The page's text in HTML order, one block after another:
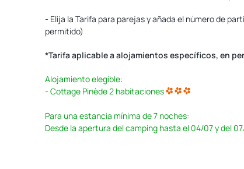
- Elija la Tarifa para parejas y añada el número de
permitido)
*Tarifa aplicable a alojamientos específicos, en
Alojamiento elegible:
- Cottage Pinède 2 habitaciones
Para una estancia mínima de 7 noches:
Desde la apertura del camping hasta el 04/07 y del